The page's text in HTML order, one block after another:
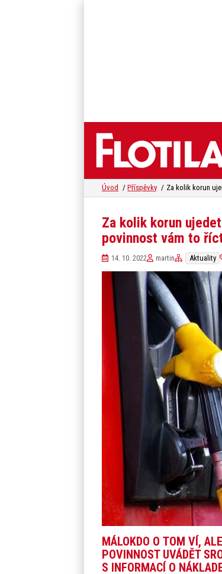
Úvod Příspěvky
Za kolik korun
povinnost vám to
14. 10. 2022 martin Aktuality
MÁLOKDO O TOM VÍ,
POVINNOST UVÁDĚT
S INFORMACÍ O